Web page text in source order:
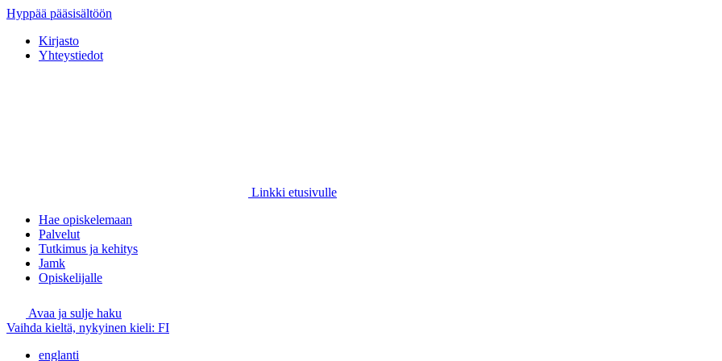
Hyppää pääsisältöön
Kirjasto
Yhteystiedot
Linkki etusivulle
Hae opiskelemaan
Palvelut
Tutkimus ja kehitys
Jamk
Opiskelijalle
Avaa ja sulje haku
Vaihda kieltä, nykyinen kieli: FI
englanti